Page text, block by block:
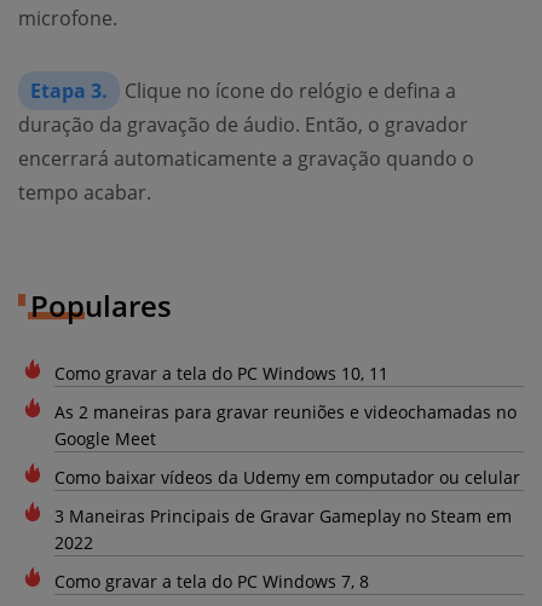
microfone.
Etapa 3.
Clique no ícone do relógio e defina a
duração da gravação de áudio. Então, o gravador
encerrará automaticamente a gravação quando o
tempo acabar.
Populares
Como gravar a tela do PC Windows 10, 11
As 2 maneiras para gravar reuniões e videochamadas no
Google Meet
Como baixar vídeos da Udemy em computador ou celular
3 Maneiras Principais de Gravar Gameplay no Steam em
2022
Como gravar a tela do PC Windows 7, 8